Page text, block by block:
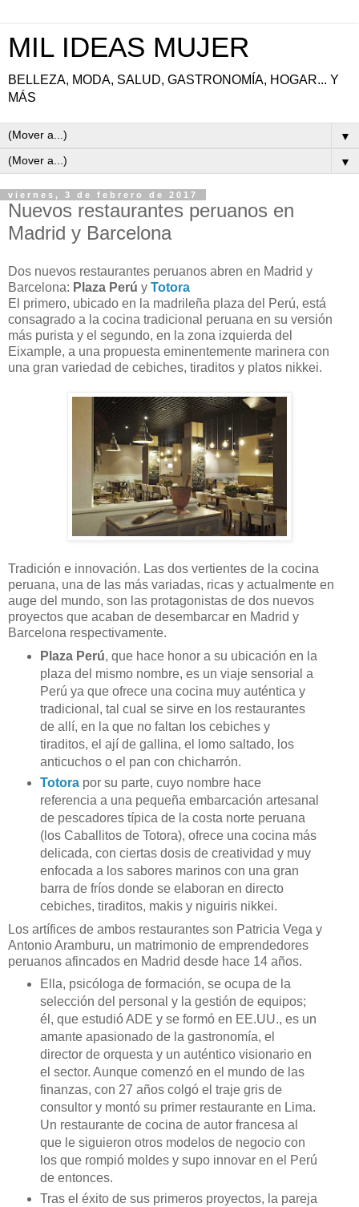
MIL IDEAS MUJER
BELLEZA, MODA, SALUD, GASTRONOMÍA, HOGAR... Y
MÁS
▼
▼
viernes, 3 de febrero de 2017
Nuevos restaurantes peruanos en
Madrid y Barcelona
Dos nuevos restaurantes peruanos abren en Madrid y
Barcelona: Plaza Perú y Totora
El primero, ubicado en la madrileña plaza del Perú, está
consagrado a la cocina tradicional peruana en su versión
más purista y el segundo, en la zona izquierda del
Eixample, a una propuesta eminentemente marinera con
una gran variedad de cebiches, tiraditos y platos nikkei.
Tradición e innovación. Las dos vertientes de la cocina
peruana, una de las más variadas, ricas y actualmente en
auge del mundo, son las protagonistas de dos nuevos
proyectos que acaban de desembarcar en Madrid y
Barcelona respectivamente.
Plaza Perú, que hace honor a su ubicación en la
plaza del mismo nombre, es un viaje sensorial a
Perú ya que ofrece una cocina muy auténtica y
tradicional, tal cual se sirve en los restaurantes
de allí, en la que no faltan los cebiches y
tiraditos, el ají de gallina, el lomo saltado, los
anticuchos o el pan con chicharrón.
Totorapor su parte, cuyo nombre hace
referencia a una pequeña embarcación artesanal
de pescadores típica de la costa norte peruana
(los Caballitos de Totora), ofrece una cocina más
delicada, con ciertas dosis de creatividad y muy
enfocada a los sabores marinos con una gran
barra de fríos donde se elaboran en directo
cebiches, tiraditos, makis y niguiris nikkei.
Los artífices de ambos restaurantes son Patricia Vega y
Antonio Aramburu, un matrimonio de emprendedores
peruanos afincados en Madrid desde hace 14 años.
Ella, psicóloga de formación, se ocupa de la
selección del personal y la gestión de equipos;
él, que estudió ADE y se formó en EE.UU., es un
amante apasionado de la gastronomía, el
director de orquesta y un auténtico visionario en
el sector. Aunque comenzó en el mundo de las
finanzas, con 27 años colgó el traje gris de
consultor y montó su primer restaurante en Lima.
Un restaurante de cocina de autor francesa al
que le siguieron otros modelos de negocio con
los que rompió moldes y supo innovar en el Perú
de entonces.
Tras el éxito de sus primeros proyectos, la pareja